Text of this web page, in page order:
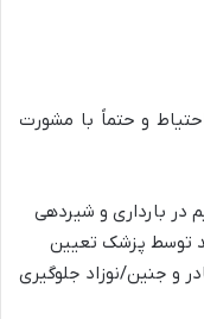
و حتماً با مشورت
در بارداری و شیردهی
توسط پزشک تعیین
و جنین/نوزاد جلوگیری